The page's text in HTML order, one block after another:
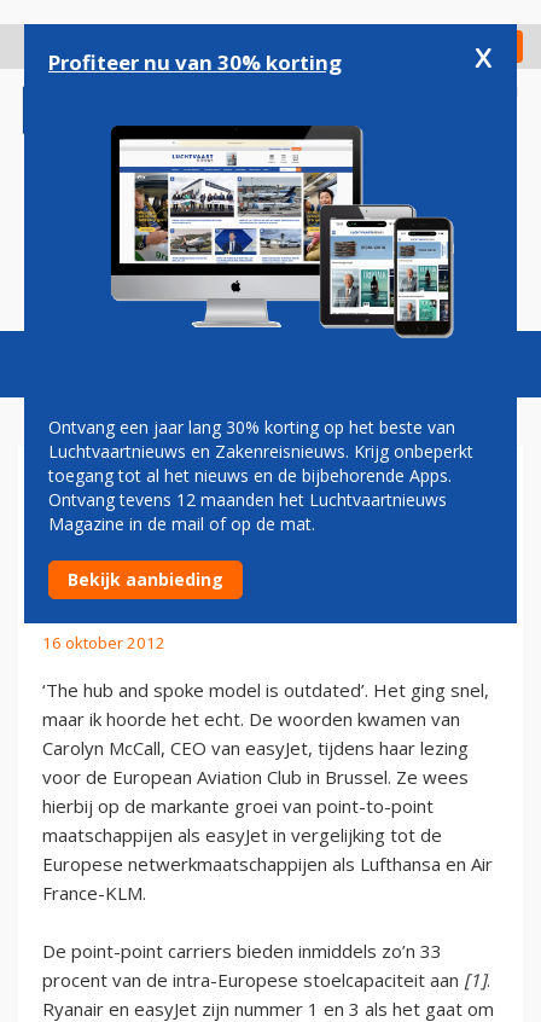
gaan
Check in
Magazine Podcasts Vacatures
GUILLAUME BURGHOUWT:
OUTDATED OF
SPRINGLEVEND?
16 oktober 2012
‘The hub and spoke model is outdated’. Het ging snel,
maar ik hoorde het echt. De woorden kwamen van
Carolyn McCall, CEO van easyJet, tijdens haar lezing
voor de European Aviation Club in Brussel. Ze wees
hierbij op de markante groei van point-to-point
maatschappijen als easyJet in vergelijking tot de
Europese netwerkmaatschappijen als Lufthansa en Air
France-KLM.
De point-point carriers bieden inmiddels zo’n 33
procent van de intra-Europese stoelcapaciteit aan [1].
Ryanair en easyJet zijn nummer 1 en 3 als het gaat om
Profiteer nu van 30% korting x
Ontvang een jaar lang 30% korting op het beste van
Luchtvaartnieuws en Zakenreisnieuws. Krijg onbeperkt
toegang tot al het nieuws en de bijbehorende Apps.
Ontvang tevens 12 maanden het Luchtvaartnieuws
Magazine in de mail of op de mat.
Bekijk aanbieding